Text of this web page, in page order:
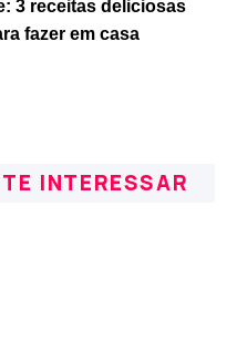
3 receitas deliciosas
fazer em casa
INTERESSAR